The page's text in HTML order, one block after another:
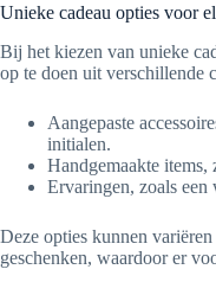
Unieke cadeau opties voor
Bij het kiezen van unieke
op te doen uit verschillende
Aangepaste
initialen.
Handgemaakte items,
Ervaringen, zoals
Deze opties kunnen
geschenken, waardoor er